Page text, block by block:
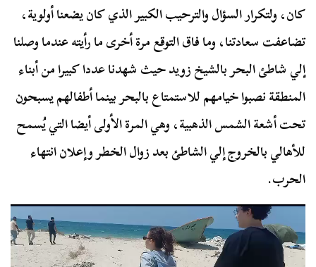
كان، ولتكرار السؤال والترحيب الكبير الذي كان يضعنا أولوية،
تضاعفت سعادتنا، وما فاق التوقع مرة أخرى ما رأيته عندما وصلنا
إلي شاطئ البحر بالشيخ زويد حيث شهدنا عددا كبيرا من أبناء
المنطقة نصبوا خيامهم للاستمتاع بالبحر بينما أطفالهم يسبحون
تحت أشعة الشمس الذهبية، وهي المرة الأولى أيضا التي يُسمح
للأهالي بالخروج إلي الشاطئ بعد زوال الخطر وإعلان انتهاء
الحرب.